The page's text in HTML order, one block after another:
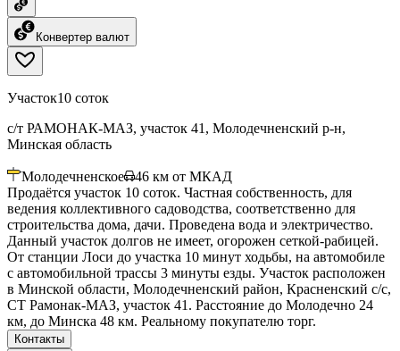
Конвертер валют
Участок10 соток
с/т РАМОНАК-МАЗ, участок 41, Молодечненский р-н,
Минская область
Молодечненское 46 км от МКАД
Продаётся участок 10 соток. Частная собственность, для
ведения коллективного садоводства, соответственно для
строительства дома, дачи. Проведена вода и электричество.
Данный участок долгов не имеет, огорожен сеткой-рабицей.
От станции Лоси до участка 10 минут ходьбы, на автомобиле
с автомобильной трассы 3 минуты езды. Участок расположен
в Минской области, Молодечненский район, Красненский с/с,
СТ Рамонак-МАЗ, участок 41. Расстояние до Молодечно 24
км, до Минска 48 км. Реальному покупателю торг.
Контакты